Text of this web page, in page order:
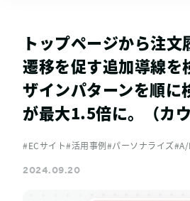
機能一覧
活用方法
ABテスト（仮説検証 / UIUX改善）
LPO（LP最適化）
総合通販 / EC
アパレル
コスメ / 美容
BtoB SaaS
トップページから注文
遷移を促す追加導線を
ザインパターンを順に
が最大1.5倍に。（カウ
#ECサイト#活用事例#パーソナライズ#A/
2024.09.20